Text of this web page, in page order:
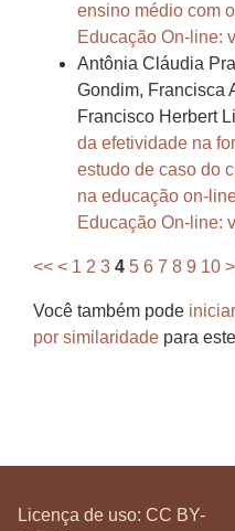
ensino médio com
Educação On-line:
Antônia Cláudia
Gondim, Francisca
Francisco Herbert
da efetividade na
estudo de caso do
na educação on-
Educação On-line:
<< < 1 2 3 4 5 6 7 8 9 10 >
Você também pode
por similaridade para
Licença de uso: CC BY-